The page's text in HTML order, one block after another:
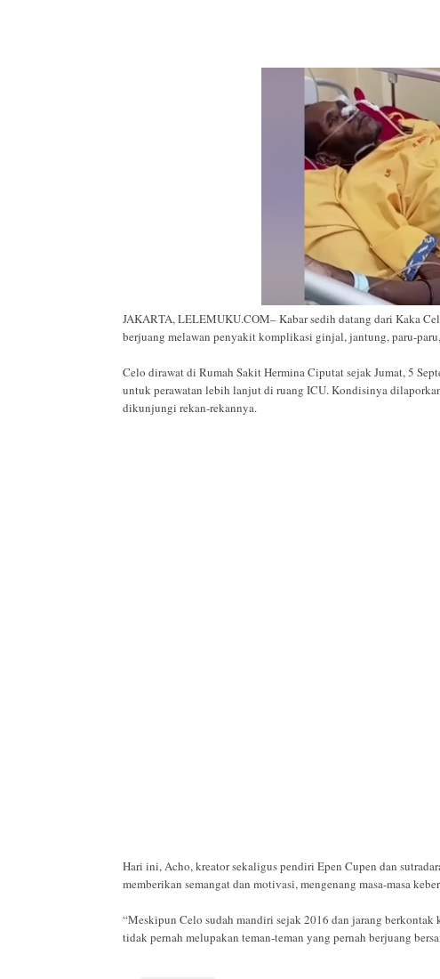
JAKARTA, LELEMUKU.COM– Kabar sedih datang dari Kaka
berjuang melawan penyakit komplikasi ginjal, jantung, paru-
Celo dirawat di Rumah Sakit Hermina Ciputat sejak Jumat, 5
untuk perawatan lebih lanjut di ruang ICU. Kondisinya
dikunjungi rekan-rekannya.
Hari ini, Acho, kreator sekaligus pendiri Epen Cupen dan
memberikan semangat dan motivasi, mengenang masa-masa
“Meskipun Celo sudah mandiri sejak 2016 dan jarang berkontak
tidak pernah melupakan teman-teman yang pernah berjuang